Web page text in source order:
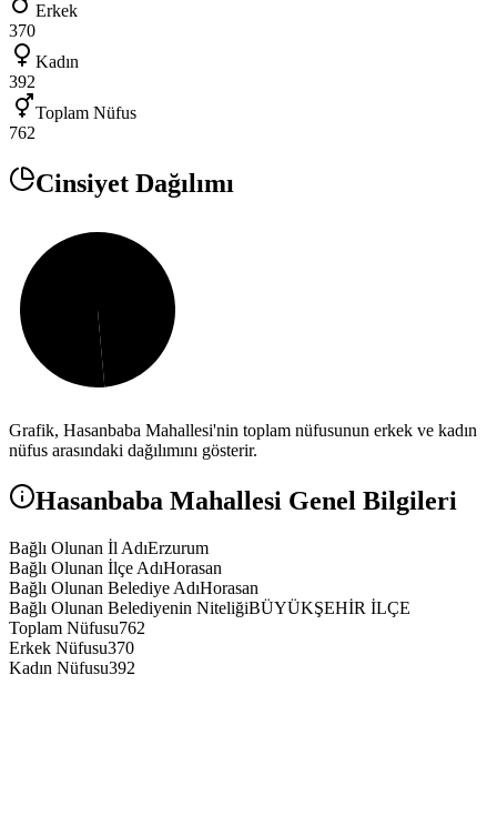
Erkek
370
Kadın
392
Toplam Nüfus
762
Cinsiyet Dağılımı
Grafik, Hasanbaba Mahallesi'nin toplam nüfusunun erkek ve kadın
nüfus arasındaki dağılımını gösterir.
Hasanbaba Mahallesi Genel Bilgileri
Bağlı Olunan İl AdıErzurum
Bağlı Olunan İlçe AdıHorasan
Bağlı Olunan Belediye AdıHorasan
Bağlı Olunan Belediyenin NiteliğiBÜYÜKŞEHİR İLÇE
Toplam Nüfusu762
Erkek Nüfusu370
Kadın Nüfusu392